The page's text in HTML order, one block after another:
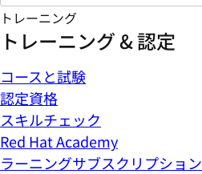
トレーニング
トレーニング & 認定
コースと試験
認定資格
スキルチェック
Red Hat Academy
ラーニングサブスクリプション